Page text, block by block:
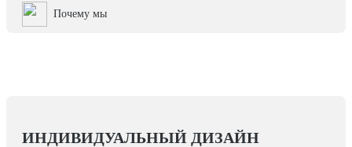
Почему мы
ИНДИВИДУАЛЬНЫЙ ДИЗАЙН